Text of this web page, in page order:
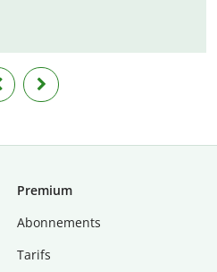
Premium
Abonnements
Tarifs